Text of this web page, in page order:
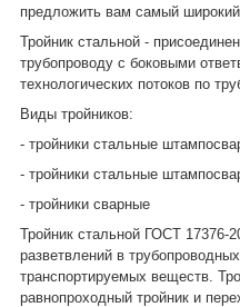
предложить вам самый
Тройник стальной -
трубопроводу с боковыми
технологических потоков по
Виды тройников:
- тройники стальные
- тройники стальные
- тройники сварные
Тройник стальной ГОСТ 17376-
разветвлений в
транспортируемых веществ.
равнопроходный тройник и